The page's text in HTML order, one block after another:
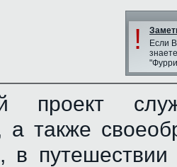
!
Если
проект
а также
в